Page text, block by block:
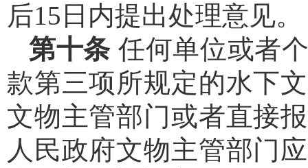
后15日内提出处理意见。
第十条 任何单位或者
款第三项所规定的水下
文物主管部门或者直接
人民政府文物主管部门